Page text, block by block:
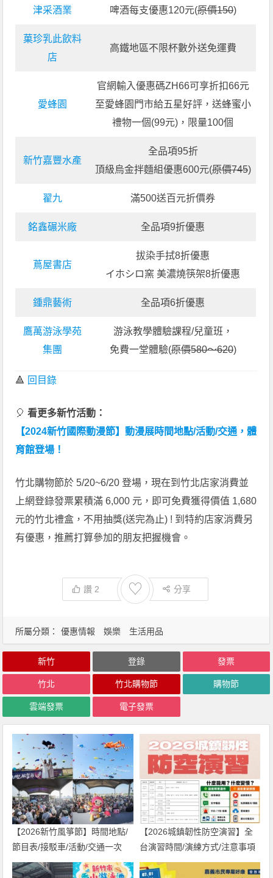
津采酒業 啤酒每支優惠120元(原價150)
菓珍乳此飲料
店
高鐵地區不限杯數外送免運費
愛蜂園
官網輸入優惠碼ZH66可享折扣66元
至愛蜂園門市給五星好評，送蜂蜜小
禮物一個(99元)，限量100個
新竹嘉豐水產
全品項95折
頂級烏金拌麵組優惠600元(原價745)
翟九 滿500送百元折價券
銘鑫碾米廠 全品項9折優惠
蔦屋書店
拔染手拭8折優惠
イホシロ窯 美濃燒筷架8折優惠
鍾鼎藝術 全品項6折優惠
鷹萬游泳學苑
集團
游泳教學體驗課程/兒童班，
免費一堂體驗(原價580～620)
🔺 回目錄
🎈看更多新竹活動：
【2024新竹國際動漫節】動漫展時間地點/活動/交通，體
育館登場！
竹北購物節於 5/20~6/20 登場，現在到竹北店家消費並
上網登錄發票累積滿 6,000 元，即可免費獲得價值 1,680
元的竹北禮盒，不用抽獎(送完為止) ! 到特約店家消費另
有優惠，推薦打算參加的朋友把握機會。
讚 2 ♡ 分享
所屬分類： 優惠情報 娛樂 生活用品
新竹 登錄 發票
竹北 竹北購物節 購物節
雲端發票 電子發票
【2026新竹風箏節】時間地點/
節目表/接駁車/活動/交通一次
看！
【2026城鎮韌性防空演習】全
台演習時間/演練方式/注意事項
一次看！